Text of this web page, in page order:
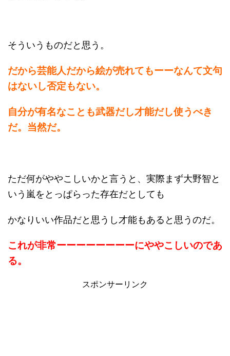
そういうものだと思う。
だから芸能人だから絵が売れてもーーなんて文句
はないし否定もない。
自分が有名なことも武器だし才能だし使うべき
だ。当然だ。
ただ何がややこしいかと言うと、実際まず大野智と
いう嵐をとっぱらった存在だとしても
かなりいい作品だと思うし才能もあると思うのだ。
これが非常ーーーーーーーーにややこしいのであ
る。
スポンサーリンク